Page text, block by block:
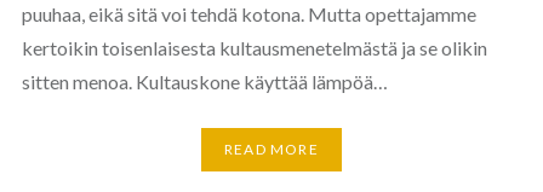
puuhaa, eikä sitä voi tehdä kotona. Mutta opettajamme
kertoikin toisenlaisesta kultausmenetelmästä ja se olikin
sitten menoa. Kultauskone käyttää lämpöä…
READ MORE